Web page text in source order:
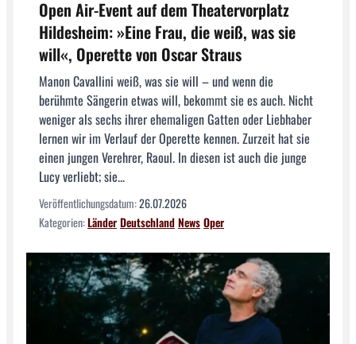
Open Air-Event auf dem Theatervorplatz
Hildesheim: »Eine Frau, die weiß, was sie
will«, Operette von Oscar Straus
Manon Cavallini weiß, was sie will – und wenn die
berühmte Sängerin etwas will, bekommt sie es auch. Nicht
weniger als sechs ihrer ehemaligen Gatten oder Liebhaber
lernen wir im Verlauf der Operette kennen. Zurzeit hat sie
einen jungen Verehrer, Raoul. In diesen ist auch die junge
Lucy verliebt; sie...
Veröffentlichungsdatum:26.07.2026
Kategorien:LänderDeutschlandNewsOper